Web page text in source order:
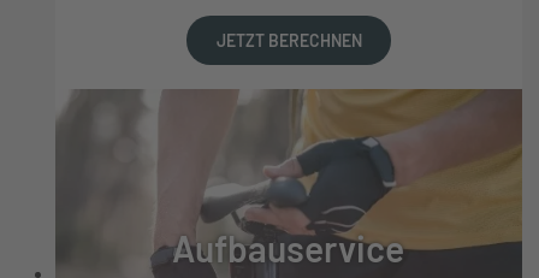
JETZT BERECHNEN
Aufbauservice